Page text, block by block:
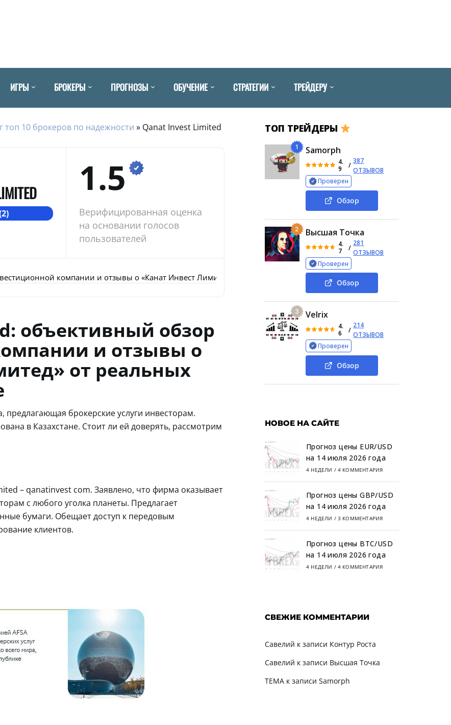
ИГРЫ БРОКЕРЫ ПРОГНОЗЫ ОБУЧЕНИЕ СТРАТЕГИИ ТРЕЙДЕРУ
10 брокеров по надежности » Qanat Invest Limited
1.5
Верифицированная оценка
на основании голосов
пользователей
компании и отзывы о «Канат Инвест Лимитед» от реальных людей в интернете Обзор проекта
объективный обзор
и отзывы о
от реальных
предлагающая брокерские услуги инвесторам.
в Казахстане. Стоит ли ей доверять, рассмотрим
– qanatinvest com. Заявлено, что фирма оказывает
с любого уголка планеты. Предлагает
бумаги. Обещает доступ к передовым
клиентов.
ТОП ТРЕЙДЕРЫ
1 Samorph
4.
9
/
387
ОТЗЫВОВ
Проверен
Обзор
2 Высшая Точка
4.
7
/
281
ОТЗЫВОВ
Проверен
Обзор
3 Velrix
4.
6
/
214
ОТЗЫВОВ
Проверен
Обзор
НОВОЕ НА САЙТЕ
Прогноз цены EUR/USD
на 14 июля 2026 года
4 НЕДЕЛИ / 4 КОММЕНТАРИЯ
Прогноз цены GBP/USD
на 14 июля 2026 года
4 НЕДЕЛИ / 3 КОММЕНТАРИЯ
Прогноз цены BTC/USD
на 14 июля 2026 года
4 НЕДЕЛИ / 4 КОММЕНТАРИЯ
СВЕЖИЕ КОММЕНТАРИИ
Савелий к записи Контур Роста
Савелий к записи Высшая Точка
TEMAк записи Samorph